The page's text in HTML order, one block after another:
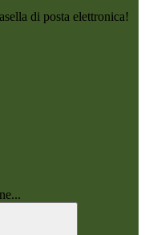
di posta elettronica!